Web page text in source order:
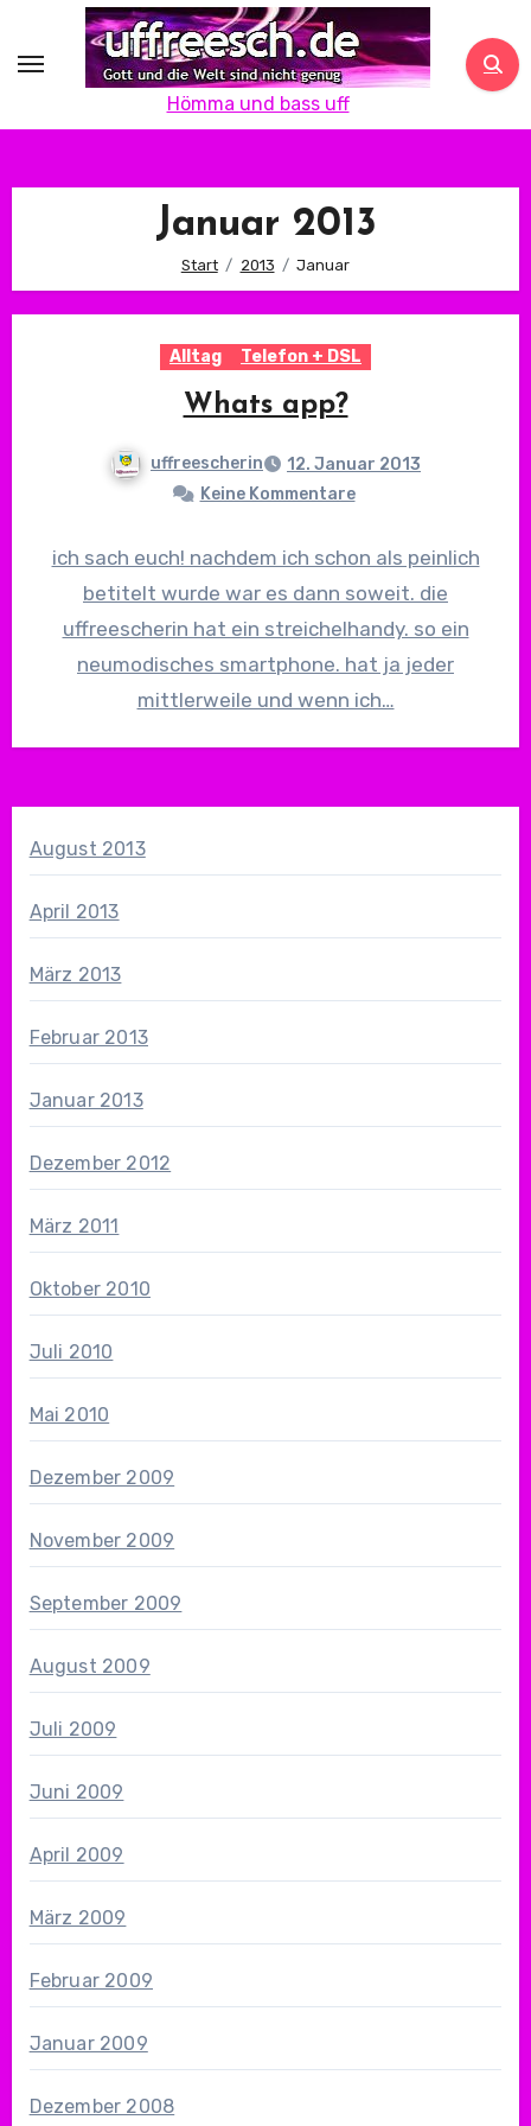
Hömma und bass uff
Januar 2013
Start 2013 Januar
Alltag Telefon + DSL
Whats app?
uffreescherin
12. Januar 2013
Keine Kommentare
ich sach euch! nachdem ich schon als peinlich
betitelt wurde war es dann soweit. die
uffreescherin hat ein streichelhandy. so ein
neumodisches smartphone. hat ja jeder
mittlerweile und wenn ich…
August 2013
April 2013
März 2013
Februar 2013
Januar 2013
Dezember 2012
März 2011
Oktober 2010
Juli 2010
Mai 2010
Dezember 2009
November 2009
September 2009
August 2009
Juli 2009
Juni 2009
April 2009
März 2009
Februar 2009
Januar 2009
Dezember 2008